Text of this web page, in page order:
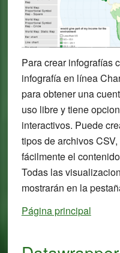
Para crear infografías
infografía en línea
para obtener una
uso libre y tiene
interactivos. Puede
tipos de archivos
fácilmente el
Todas las
mostrarán en la
Página principal